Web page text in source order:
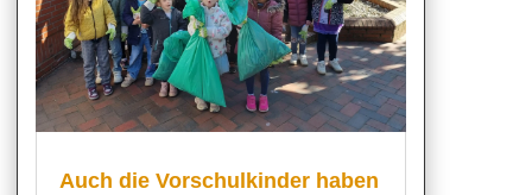
Auch die Vorschulkinder haben